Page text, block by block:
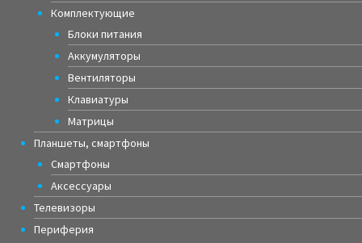
Комплектующие
Блоки питания
Аккумуляторы
Вентиляторы
Клавиатуры
Матрицы
Планшеты, смартфоны
Смартфоны
Аксессуары
Телевизоры
Периферия